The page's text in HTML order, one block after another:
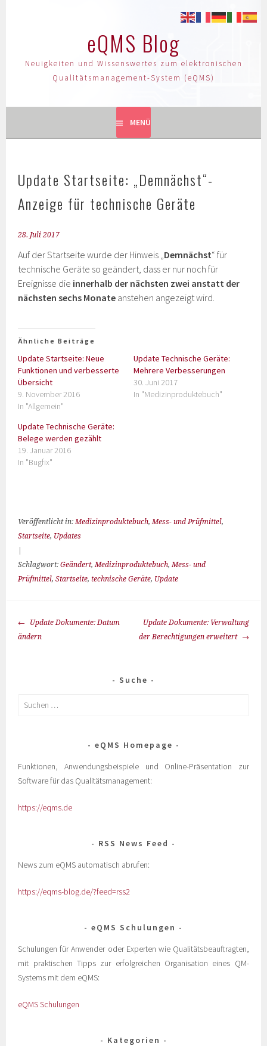
eQMS Blog
Neuigkeiten und Wissenswertes zum elektronischen
Qualitätsmanagement-System (eQMS)
MENÜ
Update Startseite: „Demnächst“-
Anzeige für technische Geräte
28. Juli 2017
Auf der Startseite wurde der Hinweis „Demnächst“ für
technische Geräte so geändert, dass er nur noch für
Ereignisse die innerhalb der nächsten zwei anstatt der
nächsten sechs Monate anstehen angezeigt wird.
Ähnliche Beiträge
Update Startseite: Neue
Funktionen und verbesserte
Übersicht
9. November 2016
In "Allgemein"
Update Technische Geräte:
Mehrere Verbesserungen
30. Juni 2017
In "Medizinproduktebuch"
Update Technische Geräte:
Belege werden gezählt
19. Januar 2016
In "Bugfix"
Veröffentlicht in:Medizinproduktebuch,Mess- und Prüfmittel,
Startseite, Updates
Schlagwort:Geändert,Medizinproduktebuch,Mess- und
Prüfmittel,Startseite, technische Geräte, Update
Update Dokumente: Datum
ändern
Update Dokumente: Verwaltung
der Berechtigungen erweitert
Suche
eQMS Homepage
Funktionen, Anwendungsbeispiele und Online-Präsentation zur
Software für das Qualitätsmanagement:
https://eqms.de
RSS News Feed
News zum eQMS automatisch abrufen:
https://eqms-blog.de/?feed=rss2
eQMS Schulungen
Schulungen für Anwender oder Experten wie Qualitätsbeauftragten,
mit praktischen Tipps zur erfolgreichen Organisation eines QM-
Systems mit dem eQMS:
eQMS Schulungen
Kategorien